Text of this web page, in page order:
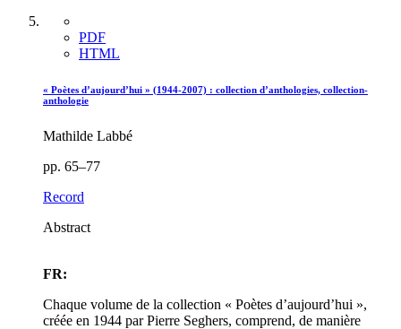
PDF
HTML
« Poètes d’aujourd’hui » (1944-2007) : collection d’anthologies, collection-
anthologie
Mathilde Labbé
pp. 65–77
Record
Abstract
FR:
Chaque volume de la collection « Poètes d’aujourd’hui »,
créée en 1944 par Pierre Seghers, comprend, de manière